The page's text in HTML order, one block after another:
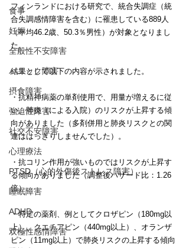
食事
妊娠
全般性不安障害
パニック障害
摂食障害
強迫性障害
社交不安障害
心理療法
PTSD（心的外傷後ストレス障害）
睡眠障害
ADHD
双極性感情障害
フィンランドにおける研究で、統合失調症（統
合失調感情障害を含む）に罹患している889人
（平均46.2歳、50.3％男性）が対象となりまし
た。
結果として以下の内容が示されました。
・抗精神病薬の単剤使用で、用量が増えるに従
い、肺炎（による入院）のリスクが上昇する傾
向がありました（多剤併用と肺炎リスクとの関
連ははっきりしませんでした）。
・抗コリン作用が強いものではリスクが上昇す
る傾向がありました（調整後ハザード比：1.26
倍）。
・特定の薬剤、例としてクロザピン（180mg以
上）、クエチアピン（440mg以上）、オランザ
ピン（11mg以上）で肺炎リスクの上昇する傾向